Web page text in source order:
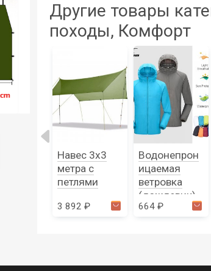
Другие товары
походы, Комфорт
Навес 3х3
метра с
петлями
3 892 ₽
Водонепрон
ицаемая
ветровка
(дождевик)
664 ₽